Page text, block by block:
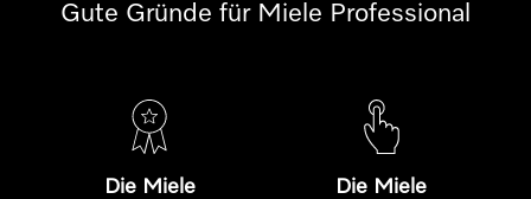
Gute Gründe für Miele Professional
Die Miele
Die Miele